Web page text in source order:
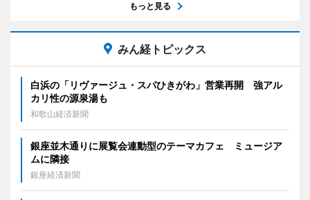
もっと見る
みん経トピックス
白浜の「リヴァージュ・スパひきがわ」営業再開 強アル
カリ性の源泉湯も
和歌山経済新聞
銀座並木通りに展覧会連動型のテーマカフェ ミュージア
ムに隣接
銀座経済新聞